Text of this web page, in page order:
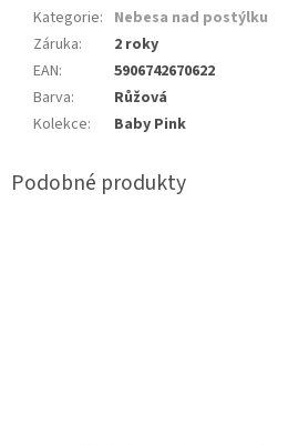
Kategorie: Nebesa nad postýlku
Záruka:
2 roky
EAN:
5906742670622
Barva:
Růžová
Kolekce: Baby Pink